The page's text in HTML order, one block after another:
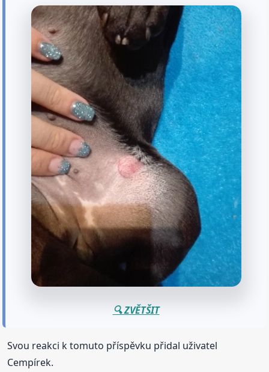
🔍 ZVĚTŠIT
Svou reakci k tomuto příspěvku přidal uživatel
Cempírek.